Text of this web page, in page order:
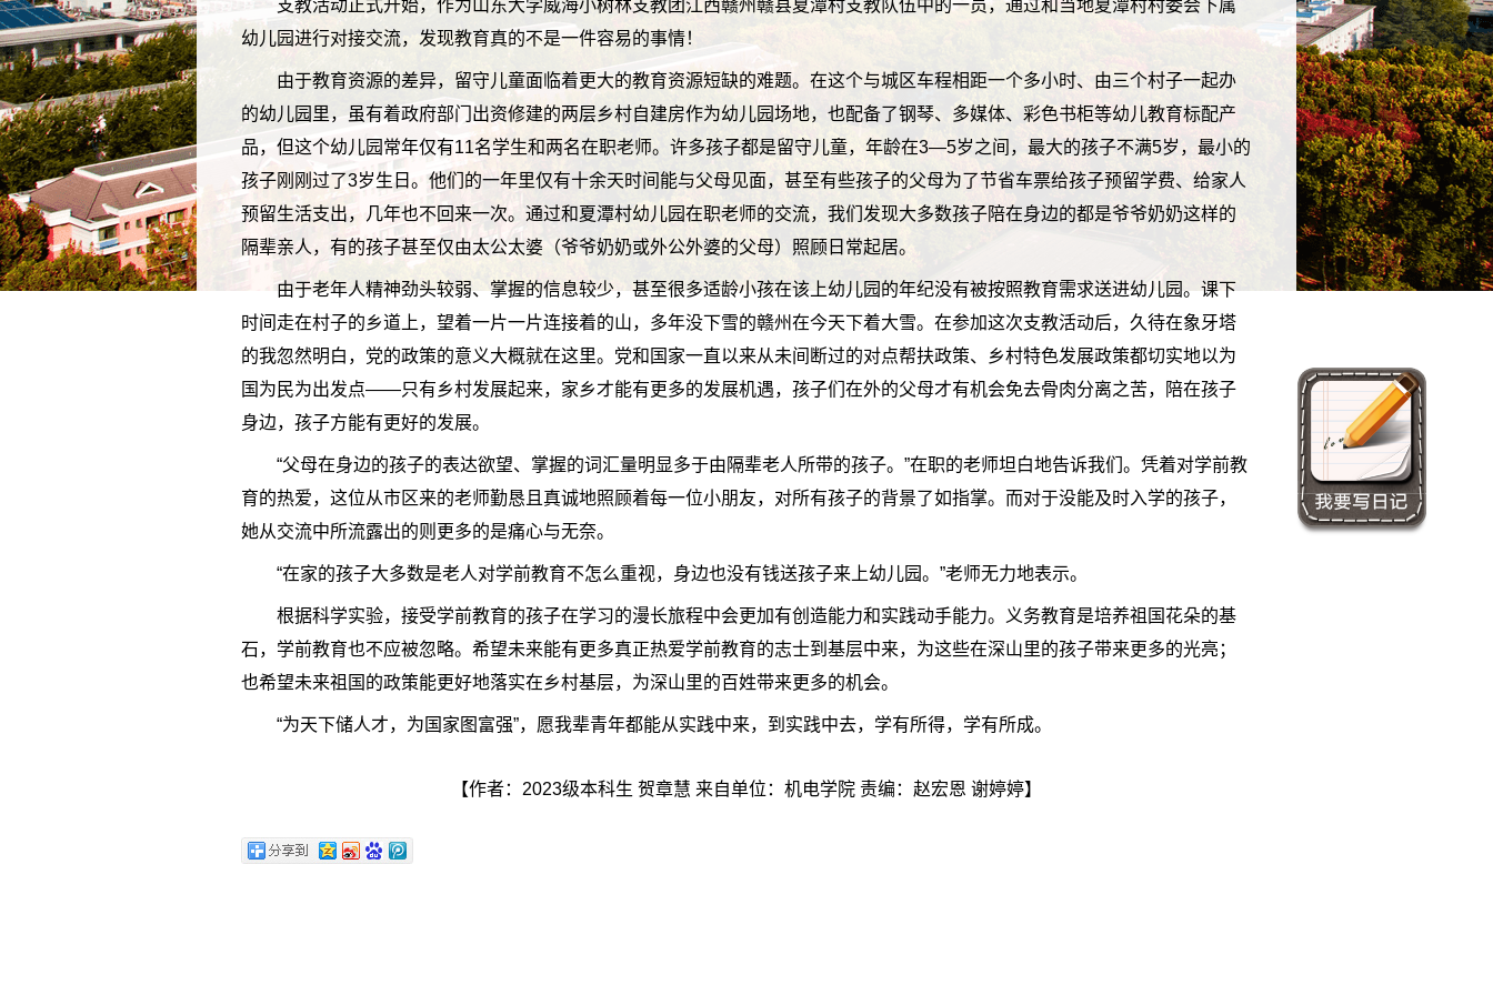
支教活动正式开始，作为山东大学威海小树林支教团江西赣州赣县夏潭村支教队伍中的一员，通过和当地夏潭村村委会下属
幼儿园进行对接交流，发现教育真的不是一件容易的事情！
由于教育资源的差异，留守儿童面临着更大的教育资源短缺的难题。在这个与城区车程相距一个多小时、由三个村子一起办
的幼儿园里，虽有着政府部门出资修建的两层乡村自建房作为幼儿园场地，也配备了钢琴、多媒体、彩色书柜等幼儿教育标配产
品，但这个幼儿园常年仅有11名学生和两名在职老师。许多孩子都是留守儿童，年龄在3—5岁之间，最大的孩子不满5岁，最小的
孩子刚刚过了3岁生日。他们的一年里仅有十余天时间能与父母见面，甚至有些孩子的父母为了节省车票给孩子预留学费、给家人
预留生活支出，几年也不回来一次。通过和夏潭村幼儿园在职老师的交流，我们发现大多数孩子陪在身边的都是爷爷奶奶这样的
隔辈亲人，有的孩子甚至仅由太公太婆（爷爷奶奶或外公外婆的父母）照顾日常起居。
由于老年人精神劲头较弱、掌握的信息较少，甚至很多适龄小孩在该上幼儿园的年纪没有被按照教育需求送进幼儿园。课下
时间走在村子的乡道上，望着一片一片连接着的山，多年没下雪的赣州在今天下着大雪。在参加这次支教活动后，久待在象牙塔
的我忽然明白，党的政策的意义大概就在这里。党和国家一直以来从未间断过的对点帮扶政策、乡村特色发展政策都切实地以为
国为民为出发点——只有乡村发展起来，家乡才能有更多的发展机遇，孩子们在外的父母才有机会免去骨肉分离之苦，陪在孩子
身边，孩子方能有更好的发展。
“父母在身边的孩子的表达欲望、掌握的词汇量明显多于由隔辈老人所带的孩子。”在职的老师坦白地告诉我们。凭着对学前教
育的热爱，这位从市区来的老师勤恳且真诚地照顾着每一位小朋友，对所有孩子的背景了如指掌。而对于没能及时入学的孩子，
她从交流中所流露出的则更多的是痛心与无奈。
“在家的孩子大多数是老人对学前教育不怎么重视，身边也没有钱送孩子来上幼儿园。”老师无力地表示。
根据科学实验，接受学前教育的孩子在学习的漫长旅程中会更加有创造能力和实践动手能力。义务教育是培养祖国花朵的基
石，学前教育也不应被忽略。希望未来能有更多真正热爱学前教育的志士到基层中来，为这些在深山里的孩子带来更多的光亮；
也希望未来祖国的政策能更好地落实在乡村基层，为深山里的百姓带来更多的机会。
“为天下储人才，为国家图富强”，愿我辈青年都能从实践中来，到实践中去，学有所得，学有所成。
【作者：2023级本科生 贺章慧 来自单位：机电学院 责编：赵宏恩 谢婷婷】